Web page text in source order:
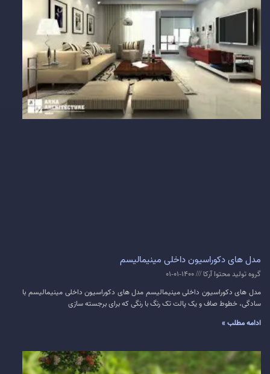
مدل های دکوراسیون داخلی مینیمالیسم
گروه تولید محتوا آرکا
مدل های دکوراسیون داخلی مینیمالیسم مدل های دکوراسیون داخلی مینیمالیسم با
سادگی، خطوط صاف و یک پالت تک رنگ با رنگی که برای برجسته سازی
ادامه مطلب »